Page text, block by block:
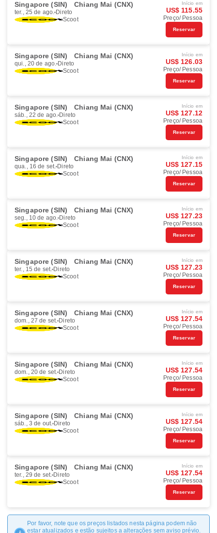
Singapore (SIN) Chiang Mai (CNX)
ter., 25 de ago. Direto
Scoot
Início em
US$ 115.55
Preço/ Pessoa
Reservar
Singapore (SIN) Chiang Mai (CNX)
qui., 20 de ago. Direto
Scoot
Início em
US$ 126.03
Preço/ Pessoa
Reservar
Singapore (SIN) Chiang Mai (CNX)
sáb., 22 de ago. Direto
Scoot
Início em
US$ 127.12
Preço/ Pessoa
Reservar
Singapore (SIN) Chiang Mai (CNX)
qua., 16 de set. Direto
Scoot
Início em
US$ 127.15
Preço/ Pessoa
Reservar
Singapore (SIN) Chiang Mai (CNX)
seg., 10 de ago. Direto
Scoot
Início em
US$ 127.23
Preço/ Pessoa
Reservar
Singapore (SIN) Chiang Mai (CNX)
ter., 15 de set. Direto
Scoot
Início em
US$ 127.23
Preço/ Pessoa
Reservar
Singapore (SIN) Chiang Mai (CNX)
dom., 27 de set. Direto
Scoot
Início em
US$ 127.54
Preço/ Pessoa
Reservar
Singapore (SIN) Chiang Mai (CNX)
dom., 20 de set. Direto
Scoot
Início em
US$ 127.54
Preço/ Pessoa
Reservar
Singapore (SIN) Chiang Mai (CNX)
sáb., 3 de out. Direto
Scoot
Início em
US$ 127.54
Preço/ Pessoa
Reservar
Singapore (SIN) Chiang Mai (CNX)
ter., 29 de set. Direto
Scoot
Início em
US$ 127.54
Preço/ Pessoa
Reservar
Por favor, note que os preços listados nesta página podem não
estar atualizados e estão sujeitos a alterações sem aviso prévio.